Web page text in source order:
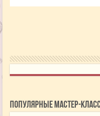
Популярные мастер-